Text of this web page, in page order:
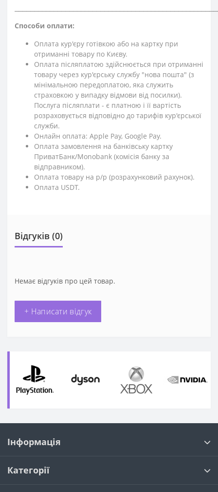
Способи оплати:
Оплата кур'єру готівкою або на картку при
отриманні товару по Києву.
Оплата післяплатою здійснюється при отриманні
товару через кур'єрську службу "нова пошта" (з
мінімальною передоплатою, яка служить
страховкою у випадку відмови від посилки).
Послуга післяплати - є платною і її вартість
розраховується відповідно до тарифів кур'єрської
служби.
Онлайн оплата: Apple Pay, Google Pay.
Оплата замовлення на банківську картку
ПриватБанк/Monobank (комісія банку за
відправником).
Оплата товару на р/р (розрахунковий рахунок).
Оплата USDT.
Відгуків (0)
Немає відгуків про цей товар.
+ Написати відгук
Інформація
Категорії